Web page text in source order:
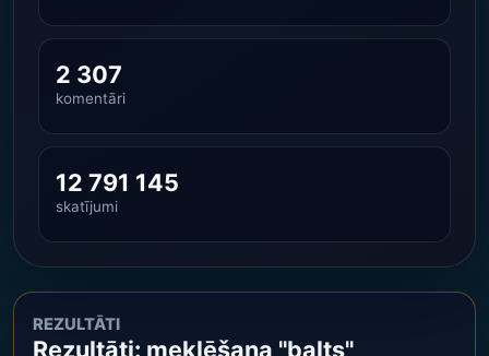
2 307
komentāri
12 791 145
skatījumi
REZULTĀTI
Rezultāti: meklēšana "balts"